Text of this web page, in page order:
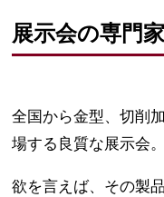
展示会の専門
全国から金型、切削
場する良質な展示会。
欲を言えば、その製